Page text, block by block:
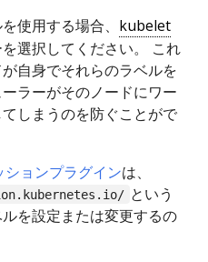
使用する場合、 kubelet
選択してください。 これ
自身でそれらのラベルを
ラーがそのノードにワー
しまうのを防ぐことがで
ションプラグインは、
という
を設定または変更するの